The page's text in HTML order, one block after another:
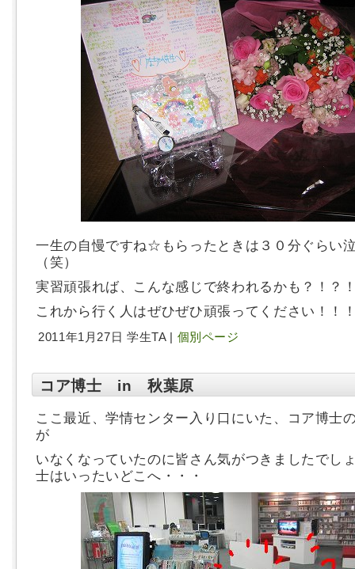
一生の自慢ですね☆もらったときは３０分ぐらい
（笑）
実習頑張れば、こんな感じで終われるかも？！？
これから行く人はぜひぜひ頑張ってください！！
2011年1月27日 学生TA | 個別ページ
コア博士 in 秋葉原
ここ最近、学情センター入り口にいた、コア博士
が
いなくなっていたのに皆さん気がつきましたでし
士はいったいどこへ・・・